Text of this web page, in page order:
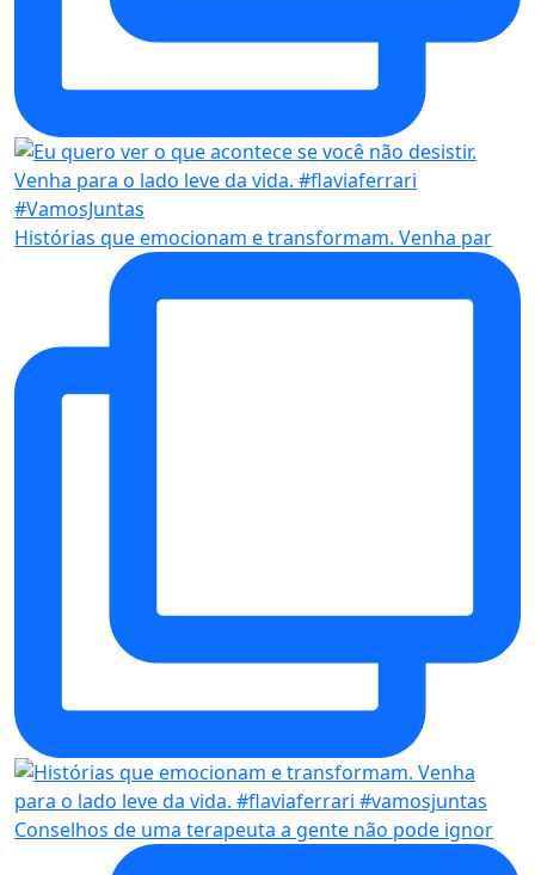
Histórias que emocionam e transformam. Venha par
Conselhos de uma terapeuta a gente não pode ignor